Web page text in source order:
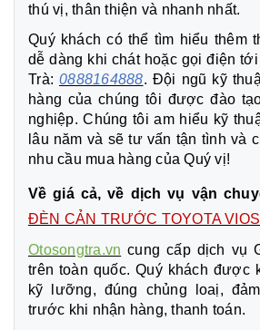
thú vị, thân thiện và nhanh nhất.
Quý khách có thể tìm hiểu thêm
dễ dàng khi chát hoặc gọi điện
Trà: 0888164888. Đội ngũ kỹ
hàng của chúng tôi được đào
nghiệp. Chúng tôi am hiểu kỹ
lâu năm và sẽ tư vấn tận tình và
nhu cầu mua hàng của Quý vị!
Về giá cả, về dịch vụ vận
ĐÈN CẢN TRƯỚC TOYOTA
Otosongtra.vn cung cấp dịch vụ
trên toàn quốc. Quý khách được
kỹ lưỡng, đúng chủng loaị,
trước khi nhận hàng, thanh toán.